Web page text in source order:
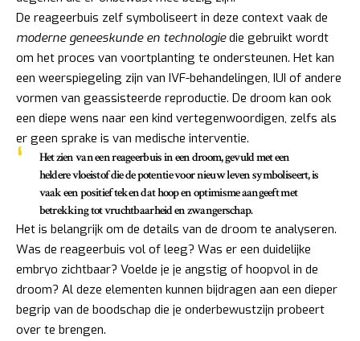
De reageerbuis zelf symboliseert in deze context vaak de
moderne geneeskunde en technologiedie gebruikt wordt
om het proces van voortplanting te ondersteunen. Het kan
een weerspiegeling zijn van IVF-behandelingen, IUI of andere
vormen van geassisteerde reproductie. De droom kan ook
een diepe wens naar een kind vertegenwoordigen, zelfs als
er geen sprake is van medische interventie.
Het zien van een reageerbuis in een droom, gevuld met een
heldere vloeistof die de potentie voor nieuw leven symboliseert, is
vaak eenpositief tekendat hoop en optimisme aangeeft met
betrekking tot vruchtbaarheid en zwangerschap.
Het is belangrijk om de details van de droom te analyseren.
Was de reageerbuis vol of leeg? Was er een duidelijke
embryo zichtbaar? Voelde je je angstig of hoopvol in de
droom? Al deze elementen kunnen bijdragen aan een dieper
begrip van de boodschap die je onderbewustzijn probeert
over te brengen.